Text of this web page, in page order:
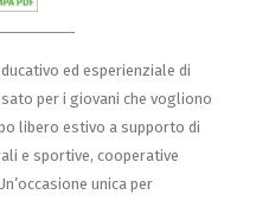
ed esperienziale di
per i giovani che vogliono
libero estivo a supporto di
e sportive, cooperative
unica per